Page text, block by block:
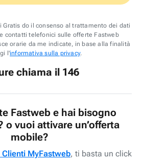
Gratis do il consenso al trattamento dei dati
contatti telefonici sulle offerte Fastweb
orarie da me indicate, in base alla finalità
l'informativa sulla privacy.
chiama il 146
Fastweb e hai bisogno
o vuoi attivare un’offerta
mobile?
Clienti MyFastweb, ti basta un click